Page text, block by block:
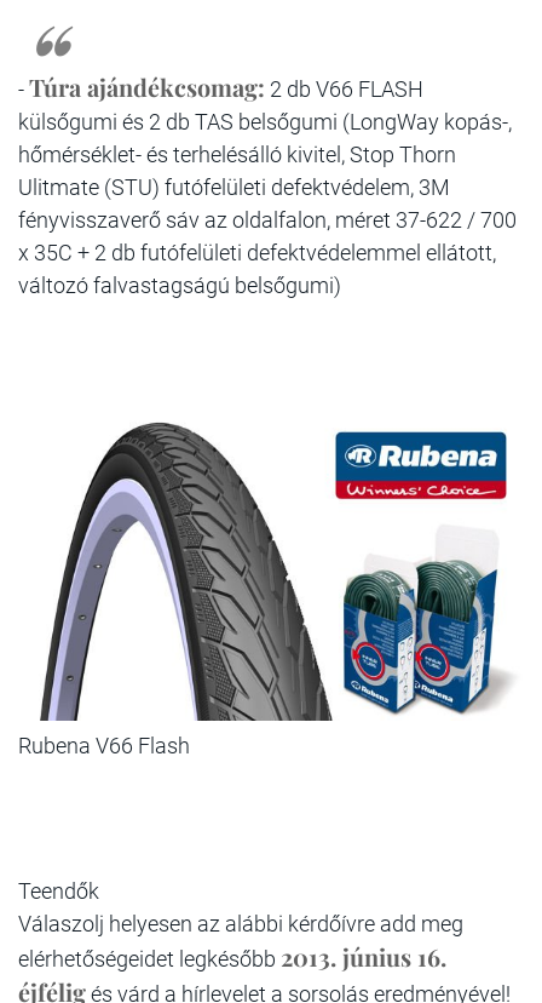
-Túra ajándékcsomag: 2 db V66 FLASH
külsőgumi és 2 db TAS belsőgumi (LongWay kopás-,
hőmérséklet- és terhelésálló kivitel, Stop Thorn
Ulitmate (STU) futófelületi defektvédelem, 3M
fényvisszaverő sáv az oldalfalon, méret 37-622 / 700
x 35C + 2 db futófelületi defektvédelemmel ellátott,
változó falvastagságú belsőgumi)
Rubena V66 Flash
Teendők
Válaszolj helyesen az alábbi kérdőívre add meg
elérhetőségeidet legkésőbb 2013. június 16.
éjféligés várd a hírlevelet a sorsolás eredményével!